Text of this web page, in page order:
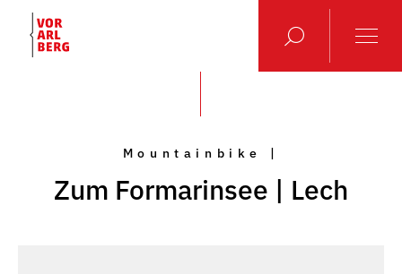
Mountainbike |
Zum Formarinsee | Lech